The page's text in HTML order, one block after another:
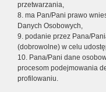
przetwarzania,
8. ma Pan/Pani prawo
Danych Osobowych,
9. podanie przez Pana/
(dobrowolne) w celu
10. Pana/Pani dane
procesom podejmowania
profilowaniu.